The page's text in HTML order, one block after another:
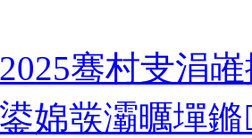
骞村叏涓
婂彂灞曞墠